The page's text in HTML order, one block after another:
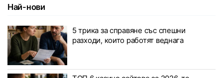
Най-нови
5 трика за справяне със спешни
разходи, които работят веднага